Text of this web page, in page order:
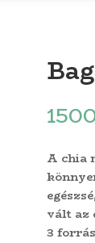
A chia
vált az
3